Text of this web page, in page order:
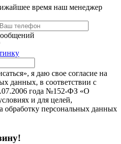
время наш менеджер
я даю свое согласие на
данных, в соответствии с
года №152-ФЗ «О
и для целей,
обработку персональных данных